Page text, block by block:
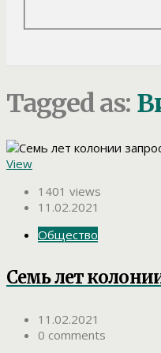
Tagged as:
View
1401 views
11.02.2021
Общество
Семь лет
11.02.2021
0 comments